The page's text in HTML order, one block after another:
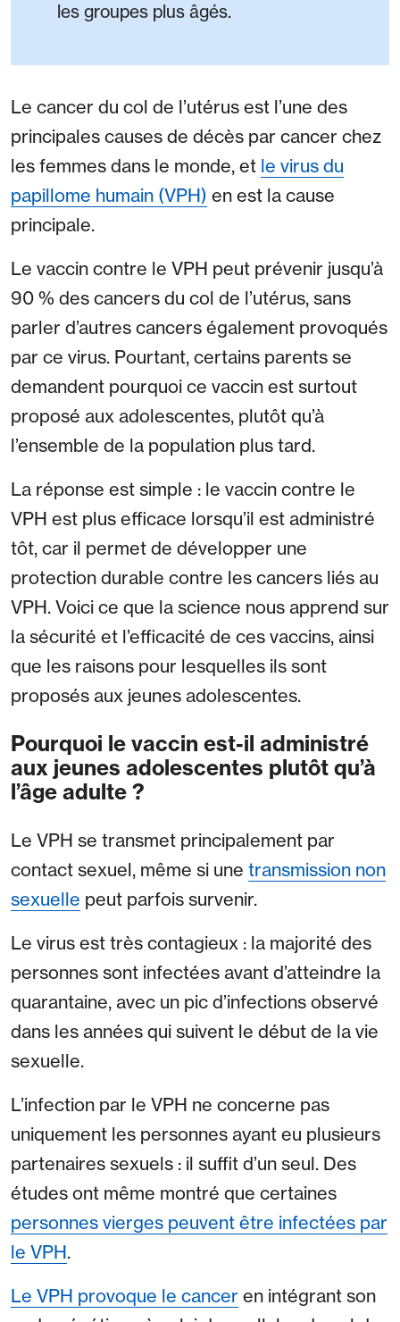
les groupes plus âgés.
Le cancer du col de l’utérus est l’une des
principales causes de décès par cancer chez
les femmes dans le monde, et le virus du
papillome humain (VPH) en est la cause
principale.
Le vaccin contre le VPH peut prévenir jusqu’à
90 % des cancers du col de l’utérus, sans
parler d’autres cancers également provoqués
par ce virus. Pourtant, certains parents se
demandent pourquoi ce vaccin est surtout
proposé aux adolescentes, plutôt qu’à
l’ensemble de la population plus tard.
La réponse est simple : le vaccin contre le
VPH est plus efficace lorsqu’il est administré
tôt, car il permet de développer une
protection durable contre les cancers liés au
VPH. Voici ce que la science nous apprend sur
la sécurité et l’efficacité de ces vaccins, ainsi
que les raisons pour lesquelles ils sont
proposés aux jeunes adolescentes.
Pourquoi le vaccin est-il administré
aux jeunes adolescentes plutôt qu’à
l’âge adulte ?
Le VPH se transmet principalement par
contact sexuel, même si une transmission non
sexuelle peut parfois survenir.
Le virus est très contagieux : la majorité des
personnes sont infectées avant d’atteindre la
quarantaine, avec un pic d’infections observé
dans les années qui suivent le début de la vie
sexuelle.
L’infection par le VPH ne concerne pas
uniquement les personnes ayant eu plusieurs
partenaires sexuels : il suffit d’un seul. Des
études ont même montré que certaines
personnes vierges peuvent être infectées par
le VPH.
Le VPH provoque le cancer en intégrant son